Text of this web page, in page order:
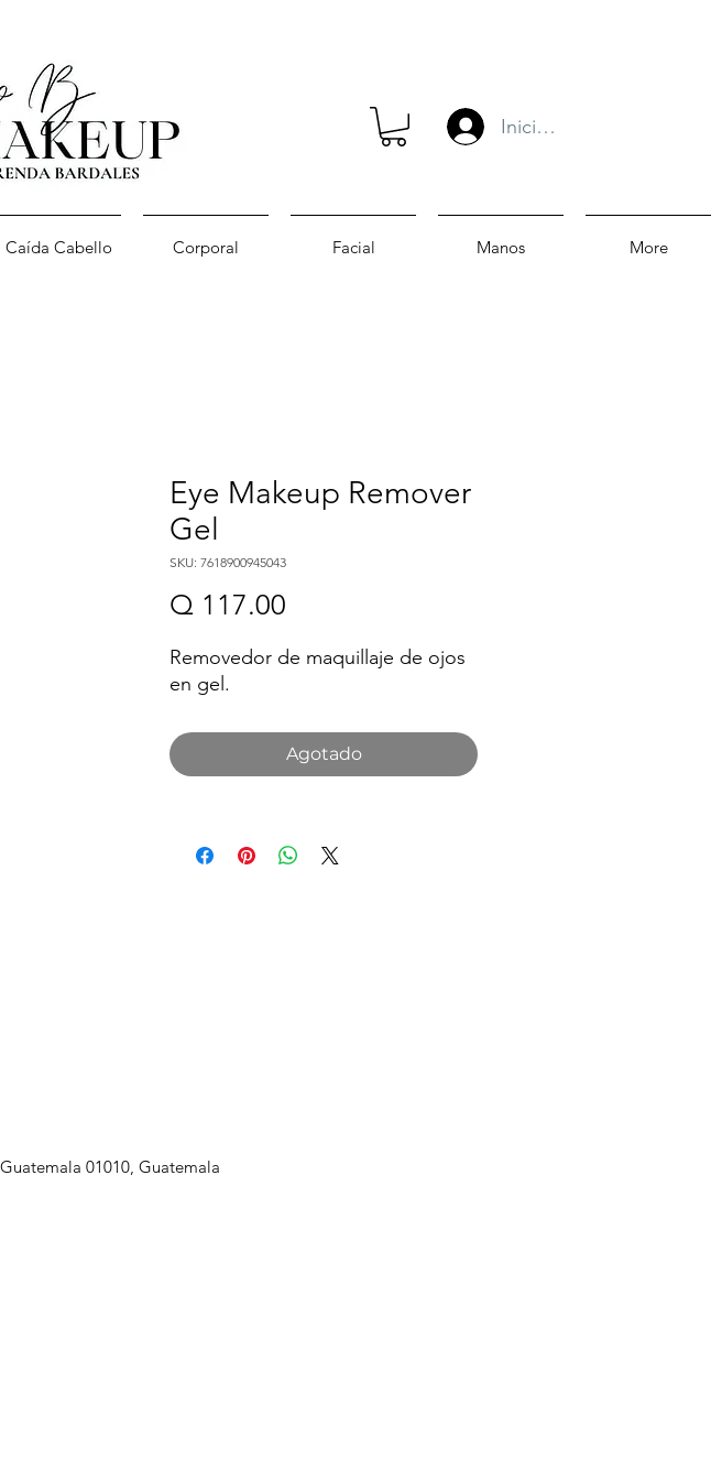
Iniciar sesión
Caída Cabello Corporal Facial Manos More
Eye Makeup Remover
Gel
SKU: 7618900945043
Q 117.00
Removedor de maquillaje de ojos
en gel.
Agotado
01010, Guatemala